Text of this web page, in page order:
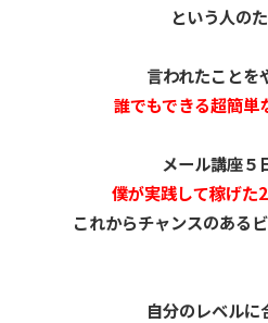
という人のた
言われたことを
誰でもできる超簡単
メール講座５
僕が実践して稼げた
これからチャンスのある
自分のレベルに